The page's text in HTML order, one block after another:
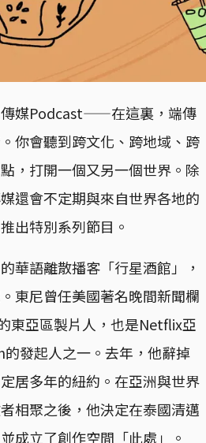
傳媒Podcast——在這裏，端傳
你會聽到跨文化、跨地域、跨
，打開一個又另一個世界。除
還會不定期與來自世界各地的
出特別系列節目。
華語離散播客「行星酒館」，
東尼曾任美國著名晚間新聞欄
東亞區製片人​​，也是Netflix亞
發起人之一。去年，他辭掉
居多年的紐約。在亞洲與世界
相聚之後，他決定在泰國清邁
成立了創作空間「此處」。